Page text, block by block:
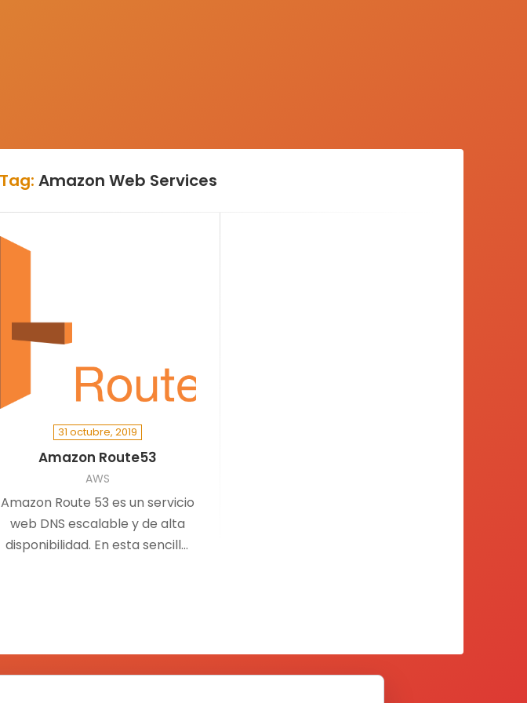
Tag: Amazon Web Services
31 octubre, 2019
Amazon Route53
AWS
Amazon Route 53 es un servicio
web DNS escalable y de alta
disponibilidad. En esta sencilla